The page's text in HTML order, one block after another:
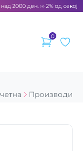
2000 ден. ››› 2% од секоја
0
Производи